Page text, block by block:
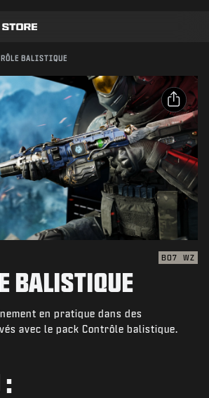
BALISTIQUE
:
ANNULER
à jour, remplacer ou supprimer
à tout moment.
PARTAGER
Email
Facebook
X
Copier le lien
BO7 WZ
BALISTIQUE
en pratique dans des
avec le pack Contrôle balistique.
: